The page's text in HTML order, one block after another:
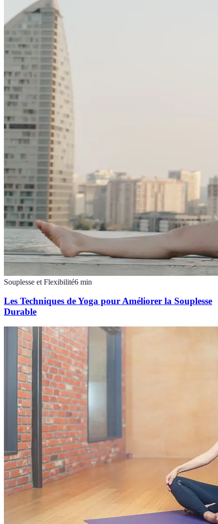
Souplesse et Flexibilité6 min
Les Techniques de Yoga pour Améliorer la Souplesse
Durable